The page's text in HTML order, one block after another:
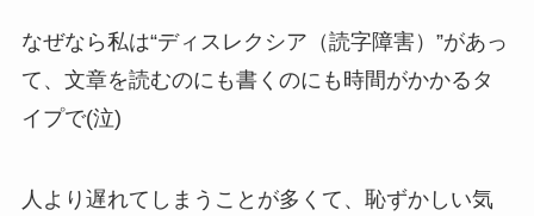
なぜなら私は“ディスレクシア（読字障害）”があっ
て、文章を読むのにも書くのにも時間がかかるタ
イプで(泣)
人より遅れてしまうことが多くて、恥ずかしい気